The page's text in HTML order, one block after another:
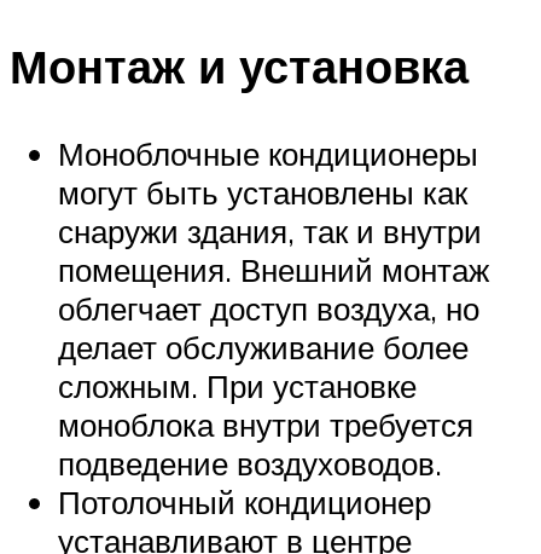
Монтаж и установка
Моноблочные кондиционеры
могут быть установлены как
снаружи здания, так и внутри
помещения. Внешний монтаж
облегчает доступ воздуха, но
делает обслуживание более
сложным. При установке
моноблока внутри требуется
подведение воздуховодов.
Потолочный кондиционер
устанавливают в центре